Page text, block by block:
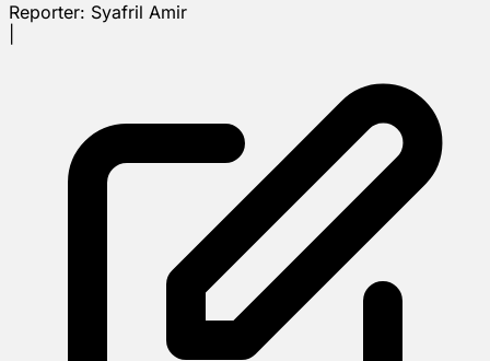
Reporter: Syafril Amir